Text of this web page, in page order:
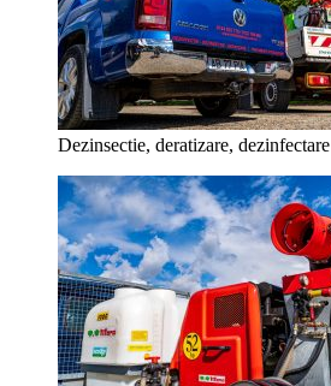
Dezinsectie, deratizare, dezinfectare